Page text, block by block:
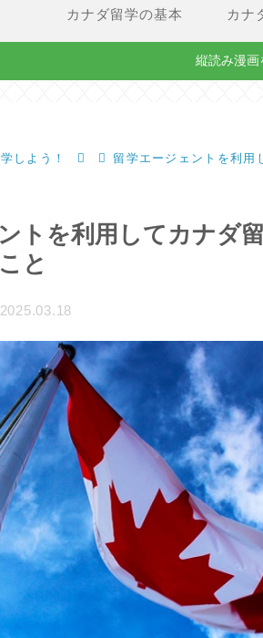
カナダ留学の基本 カナ
縦読み漫画
しよう！
留学エージェントを利用
トを利用してカナダ
と
2025.03.18